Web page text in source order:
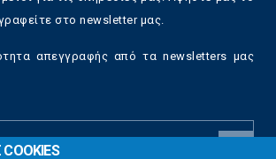
στο newsletter μας.
απεγγραφής από τα newsletters μας